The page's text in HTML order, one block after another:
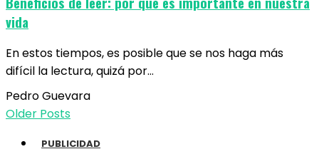
vida
En estos tiempos, es posible que se nos haga más
difícil la lectura, quizá por…
Pedro Guevara
Older Posts
PUBLICIDAD